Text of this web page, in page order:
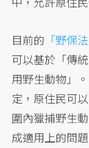
目前的 「野保
可以基於「傳
用野生動物」
定，原住民可
圍內獵捕野生
成適用上的問